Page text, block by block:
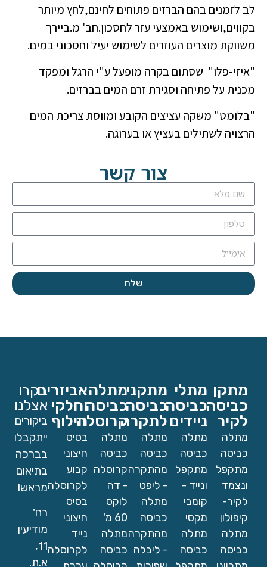
לב לזמנים בהם הברזים פתוחים לחינם,לחץ מיותר
בקווים,ושימוש באמצעי עזר לחסכון.חב' מ.ביירך
משווקת מוצרים העוזרים לשימוש יעיל וחסכוני במים.
"איזי-פלו" שסתום בקרה מופעל ע"י הרגל ומפקד
מכנית על פתיחה וסגירת זרם המים בברזים.
"בלומט" משקה עציצים הקובע ומווסת צריכת המים
הרצויה לשתילים בעציץ או בערוגה.
צור קשר
שלח
מתקן
כביסה
לקיר
מתלה
כביסה
מתקפל
ונצמד
לקיר-
קיפולון
מתלה
כביסה
מתלי
כביסה
ניידים
מתלה
כביסה
מתקפל
ונייד -
קומבי
מקסי
מתלה
כביסה
מתקני
כביסה
לתקרה
מתלה
כביסה
מהתקרה
- ליפט
מתלה
כביסה
מהתקרה
- ליבלה
מתלה
כביסה
קרוסלה
מתלה
כביסה
קרוסלה
- דה
לוקס
60 מ'
מתלה
כביסה
אביזרים
וחלקי
חילוף
בסיס
חיצוני
קבוע
לקרוסלה
בסיס
חיצוני
נייד
לקרוסלה
בקרו
אצלנו
ביקורים
ייתקבלו
בברכה
בתיאום
מראש!
רח'
מודיעין
11,
א.ת.